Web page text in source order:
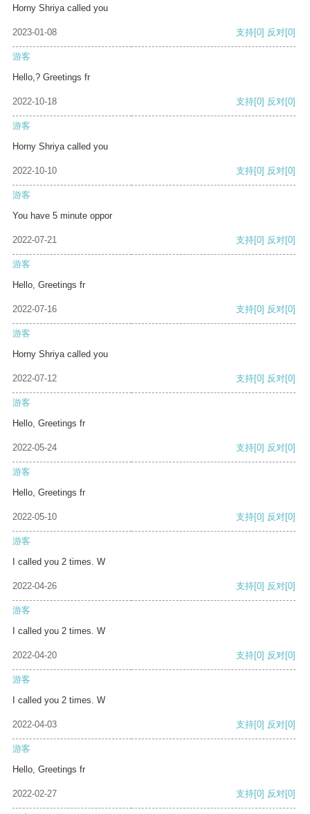
Horny Shriya called you
2023-01-08 支持[0] 反对[0]
游客
Hello,? Greetings fr
2022-10-18 支持[0] 反对[0]
游客
Horny Shriya called you
2022-10-10 支持[0] 反对[0]
游客
You have 5 minute oppor
2022-07-21 支持[0] 反对[0]
游客
Hello, Greetings fr
2022-07-16 支持[0] 反对[0]
游客
Horny Shriya called you
2022-07-12 支持[0] 反对[0]
游客
Hello, Greetings fr
2022-05-24 支持[0] 反对[0]
游客
Hello, Greetings fr
2022-05-10 支持[0] 反对[0]
游客
I called you 2 times. W
2022-04-26 支持[0] 反对[0]
游客
I called you 2 times. W
2022-04-20 支持[0] 反对[0]
游客
I called you 2 times. W
2022-04-03 支持[0] 反对[0]
游客
Hello, Greetings fr
2022-02-27 支持[0] 反对[0]